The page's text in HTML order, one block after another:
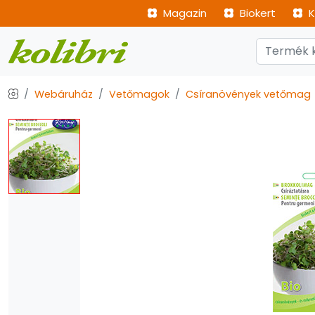
Magazin Biokert
Webáruház Vetőmagok Csíranövények vetőmag